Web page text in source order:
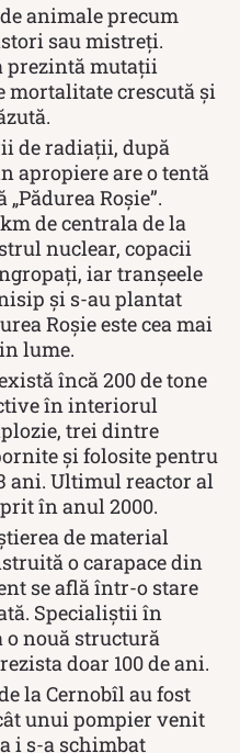
animale precum
sau mistreți.
prezintă mutații
mortalitate crescută și
de radiații, după
apropiere are o tentă
Roșie”.
de centrala de la
nuclear, copacii
iar tranșeele
și s-au plantat
Roșie este cea mai
lume.
încă 200 de tone
în interiorul
trei dintre
și folosite pentru
ani. Ultimul reactor al
în anul 2000.
de material
o carapace din
se află într-o stare
Specialiștii în
nouă structură
doar 100 de ani.
la Cernobîl au fost
unui pompier venit
i s-a schimbat